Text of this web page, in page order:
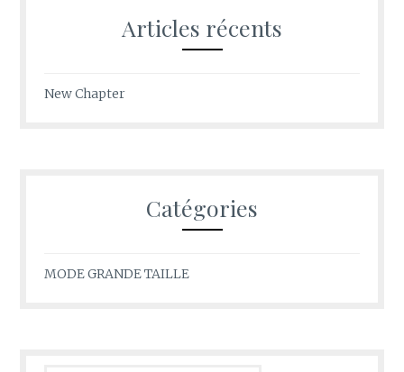
Articles récents
New Chapter
Catégories
MODE GRANDE TAILLE